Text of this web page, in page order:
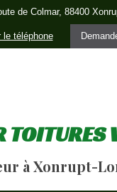
de Colmar, 88400
le téléphone
TOITURES
à Xonrupt-